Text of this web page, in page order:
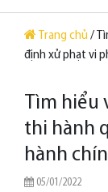
Trang chủ /
định xử phạt vi
Tìm hiểu
thi hành
hành
05/01/2022